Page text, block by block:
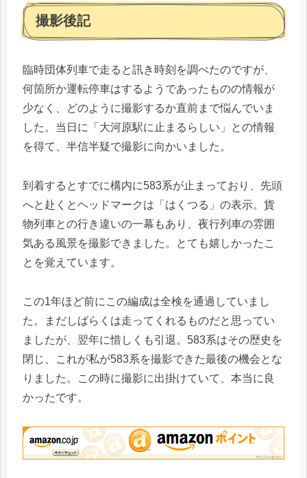
撮影後記
臨時団体列車で走ると訊き時刻を調べたのですが、
何箇所か運転停車はするようであったものの情報が
少なく、どのように撮影するか直前まで悩んでいま
した。当日に「大河原駅に止まるらしい」との情報
を得て、半信半疑で撮影に向かいました。
到着するとすでに構内に583系が止まっており、先頭
へと赴くとヘッドマークは「はくつる」の表示。貨
物列車との行き違いの一幕もあり、夜行列車の雰囲
気ある風景を撮影できました。とても嬉しかったこ
とを覚えています。
この1年ほど前にこの編成は全検を通過していまし
た。まだしばらくは走ってくれるものだと思ってい
ましたが、翌年に惜しくも引退。583系はその歴史を
閉じ、これが私が583系を撮影できた最後の機会とな
りました。この時に撮影に出掛けていて、本当に良
かったです。